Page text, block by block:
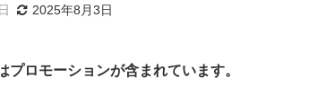
2025年8月3日
プロモーションが含まれています。